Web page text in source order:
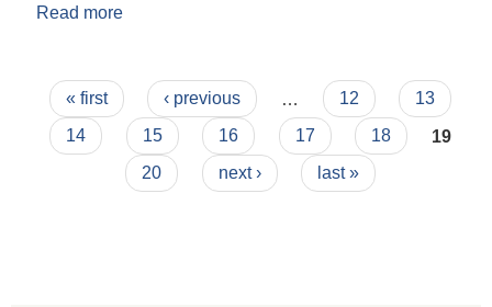
Read more
Pages
« first ‹ previous 12
13
14
15 16 17 18
19
20
next › last »